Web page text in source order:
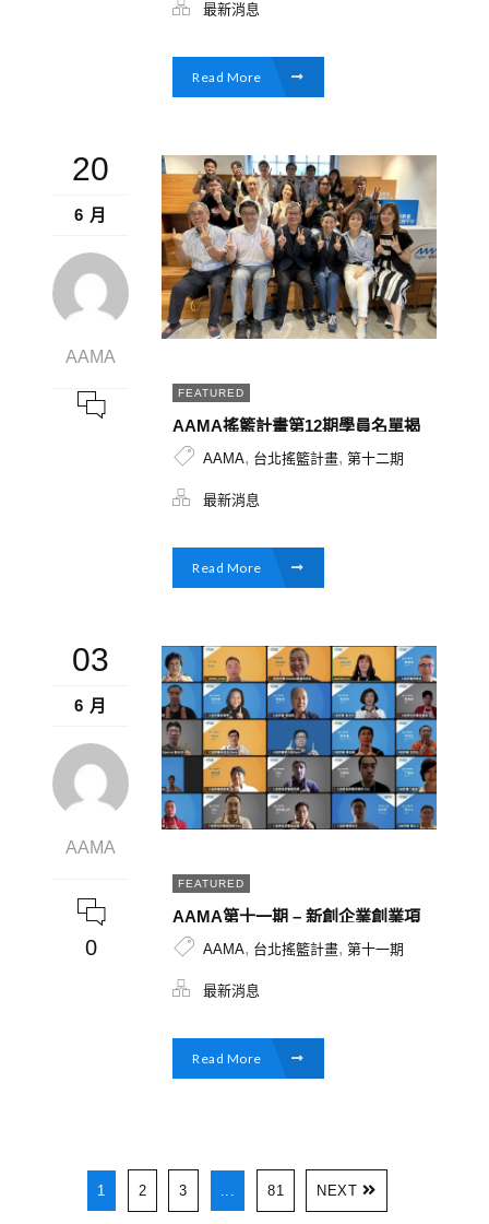
最新消息
Read More
20
6 月
AAMA
FEATURED
AAMA搖籃計畫第12期學員名單揭
曉！解決方案從WEB3.0到內容產
目，創造更多跨界交流的火花
AAMA, 台北搖籃計畫, 第十二期
最新消息
Read More
03
6 月
AAMA
0
FEATURED
AAMA第十一期 – 新創企業創業項
目多元，從WEB3.0到能源科技導
供多元產業觀點。
AAMA, 台北搖籃計畫, 第十一期
最新消息
Read More
1 2 3 ... 81 NEXT